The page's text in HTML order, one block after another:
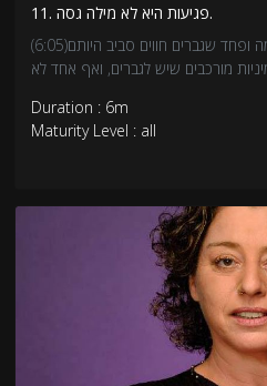
11. פגיעות היא לא מילה גסה.
(6:05)סיפורים ששמעתי על בושה, אשמה ופחד שגברים חווים סביב היותם
מורכבים שיש לגברים, ואף אחד לא
Duration : 6m
Maturity Level : all